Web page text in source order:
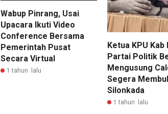
Wabup Pinrang, Usai
Upacara Ikuti Video
Conference Bersama
Pemerintah Pusat
Secara Virtual
1 tahun lalu
Ketua KPU Kab
Partai Politik
Mengusung
Segera
Silonkada
1 tahun lalu